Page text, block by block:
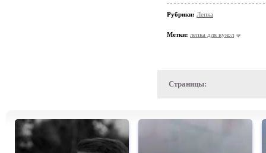
Рубрики: Лепка
Метки: лепка для кукол
Страницы: